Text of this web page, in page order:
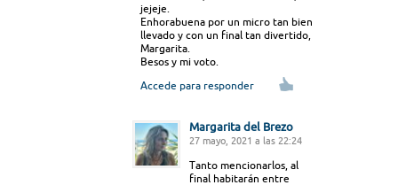
jejeje.
Enhorabuena por un micro tan bien
llevado y con un final tan divertido,
Margarita.
Besos y mi voto.
Accede para responder
Margarita del Brezo
27 mayo, 2021 a las 22:24
Tanto mencionarlos, al
final habitarán entre